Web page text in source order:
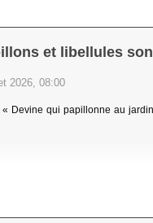
et libellules
2026, 08:00
Devine qui papillonne au